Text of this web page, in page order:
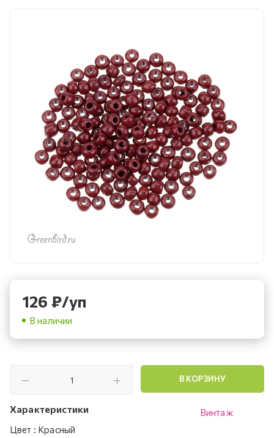
126 ₽/уп
В наличии
В КОРЗИНУ
Характеристики
Цвет : Красный
Винтаж